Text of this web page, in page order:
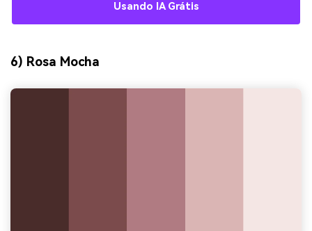
Usando IA Grátis
6) Rosa Mocha